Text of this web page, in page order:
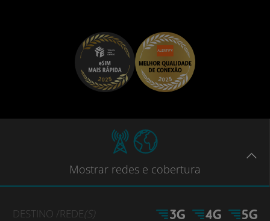
Mostrar redes e cobertura
DESTINO /REDE(S)